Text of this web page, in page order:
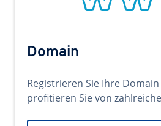
Domain
Registrieren Sie Ihre Domain
profitieren Sie von